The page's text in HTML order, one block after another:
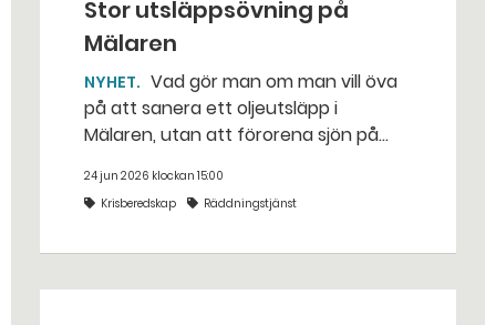
Stor utsläppsövning på
Mälaren
NYHET
på att sanera ett oljeutsläpp i
Mälaren, utan att förorena sjön på
stället. Det gjorde räddningstjänsten i
Eskilstuna – tio kubikmeter närmare
24 jun 2026 klockan 15:00
Krisberedskap
Räddningstjänst